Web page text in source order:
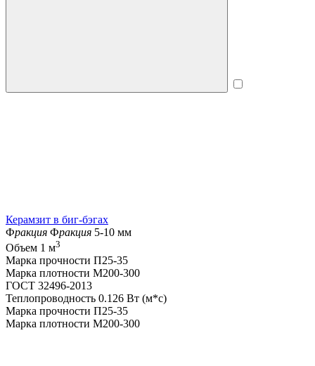
Керамзит в биг-бэгах
Фракция Фракция 5-10 мм
Объем 1 м3
Марка прочности П25-35
Марка плотности M200-300
ГОСТ 32496-2013
Теплопроводность 0.126 Вт (м*с)
Марка прочности П25-35
Марка плотности M200-300